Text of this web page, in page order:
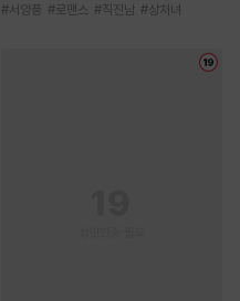
#서양풍 #로맨스 #직진남 #상처녀